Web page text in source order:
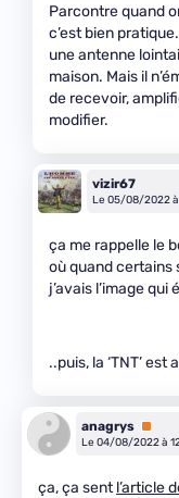
Parcontre quand
c’est bien
une antenne
maison. Mais il
de recevoir,
modifier.
vizir67
Le 05/08/2022
ça me rappelle le
où quand certains
j’avais l’image qui
..puis, la ‘TNT’ est
anagrys Premium
Le 04/08/2022 à
ça, ça sentl’article